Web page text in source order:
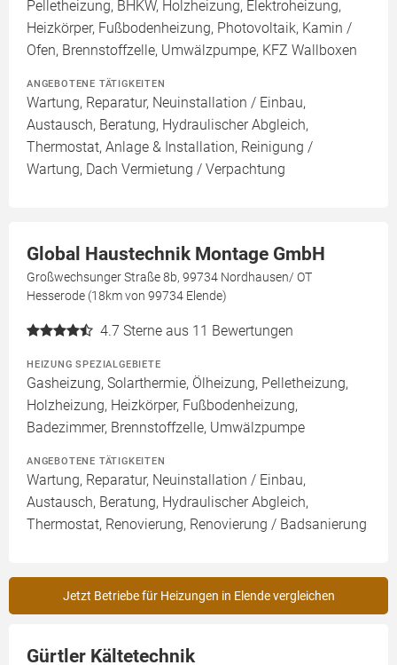
Pelletheizung, BHKW, Holzheizung, Elektroheizung,
Heizkörper, Fußbodenheizung, Photovoltaik, Kamin /
Ofen, Brennstoffzelle, Umwälzpumpe, KFZ Wallboxen
ANGEBOTENE TÄTIGKEITEN
Wartung, Reparatur, Neuinstallation / Einbau,
Austausch, Beratung, Hydraulischer Abgleich,
Thermostat, Anlage & Installation, Reinigung /
Wartung, Dach Vermietung / Verpachtung
Global Haustechnik Montage GmbH
Großwechsunger Straße 8b, 99734 Nordhausen/ OT
Hesserode (18km von 99734 Elende)
4.7 Sterne aus 11 Bewertungen
HEIZUNG SPEZIALGEBIETE
Gasheizung, Solarthermie, Ölheizung, Pelletheizung,
Holzheizung, Heizkörper, Fußbodenheizung,
Badezimmer, Brennstoffzelle, Umwälzpumpe
ANGEBOTENE TÄTIGKEITEN
Wartung, Reparatur, Neuinstallation / Einbau,
Austausch, Beratung, Hydraulischer Abgleich,
Thermostat, Renovierung, Renovierung / Badsanierung
Jetzt Betriebe für Heizungen in Elende vergleichen
Gürtler Kältetechnik